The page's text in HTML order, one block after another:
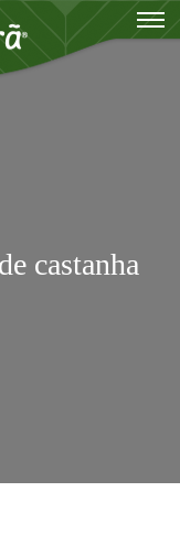
castanha